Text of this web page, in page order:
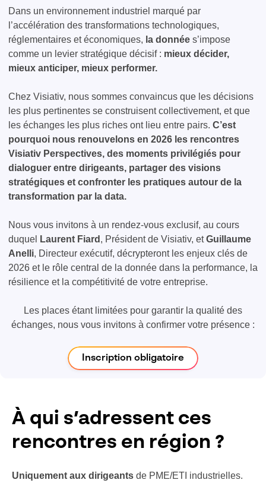
Dans un environnement industriel marqué par
l’accélération des transformations technologiques,
réglementaires et économiques, la donnée s’impose
comme un levier stratégique décisif : mieux décider,
mieux anticiper, mieux performer.
Chez Visiativ, nous sommes convaincus que les décisions
les plus pertinentes se construisent collectivement, et que
les échanges les plus riches ont lieu entre pairs. C’est
pourquoi nous renouvelons en 2026 les rencontres
Visiativ Perspectives, des moments privilégiés pour
dialoguer entre dirigeants, partager des visions
stratégiques et confronter les pratiques autour de la
transformation par la data.
Nous vous invitons à un rendez-vous exclusif, au cours
duquel
Laurent Fiard , Président de Visiativ, etGuillaume
Anelli, Directeur exécutif, décrypteront les enjeux clés de
2026 et le rôle central de la donnée dans la performance, la
résilience et la compétitivité de votre entreprise.
Les places étant limitées pour garantir la qualité des
échanges, nous vous invitons à confirmer votre présence :
Inscription obligatoire
À qui s’adressent ces
rencontres en région ?
Uniquement aux dirigeants de PME/ETI industrielles.